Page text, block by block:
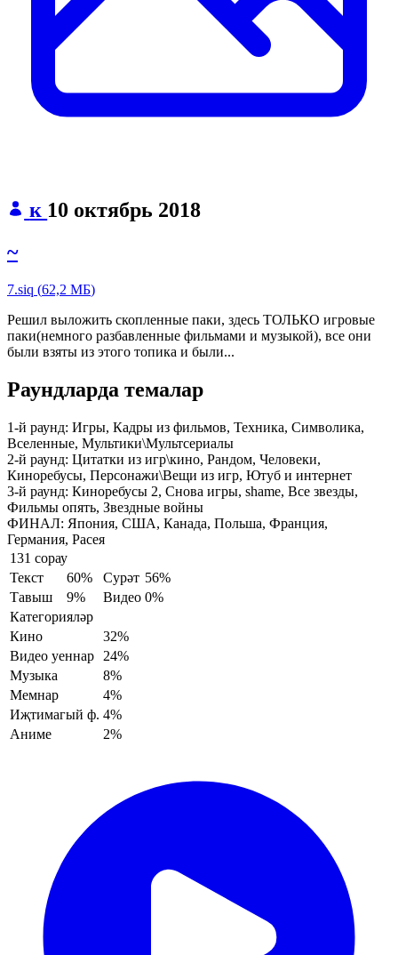
к 10 октябрь 2018
~
7.siq (62,2 МБ)
Решил выложить скопленные паки, здесь ТОЛЬКО игровые
паки(немного разбавленные фильмами и музыкой), все они
были взяты из этого топика и были...
Раундларда темалар
1-й раунд: Игры, Кадры из фильмов, Техника, Символика,
Вселенные, Мультики\Мультсериалы
2-й раунд: Цитатки из игр\кино, Рандом, Человеки,
Киноребусы, Персонажи\Вещи из игр, Ютуб и интернет
3-й раунд: Киноребусы 2, Снова игры, shame, Все звезды,
Фильмы опять, Звездные войны
ФИНАЛ: Япония, США, Канада, Польша, Франция,
Германия, Расея
131 сорау
Текст
60% Сурәт 56%
Тавыш
9% Видео 0%
Категорияләр
Кино
32%
Видео уеннар
24%
Музыка
8%
Мемнар
4%
Иҗтимагый ф. 4%
Аниме
2%